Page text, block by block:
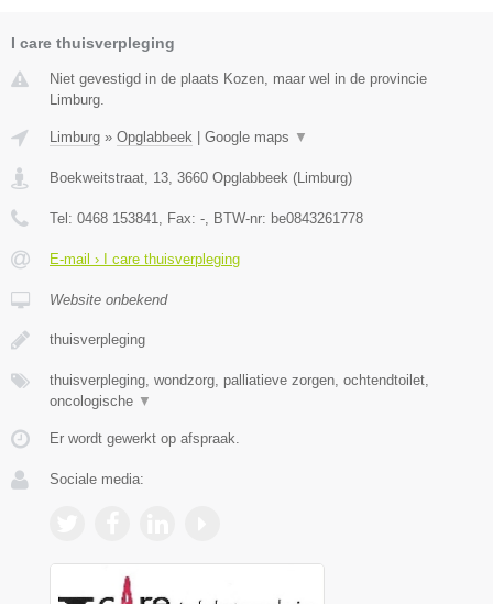
I care thuisverpleging
Niet gevestigd in de plaats Kozen, maar wel in de provincie
Limburg.
Limburg » Opglabbeek Google maps ▼
Boekweitstraat, 13, 3660 Opglabbeek (Limburg)
Tel: 0468 153841, Fax: -, BTW-nr: be0843261778
E-mail › I care thuisverpleging
Website onbekend
thuisverpleging
thuisverpleging, wondzorg, palliatieve zorgen, ochtendtoilet,
oncologische ▼
Er wordt gewerkt op afspraak.
Sociale media: